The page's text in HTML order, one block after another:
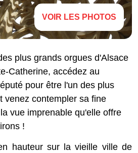
VOIR LES PHOTOS
plus grands orgues d'Alsace
Catherine, accédez au
pour être l'un des plus
venez contempler sa fine
vue imprenable qu'elle offre
!
hauteur sur la vieille ville de